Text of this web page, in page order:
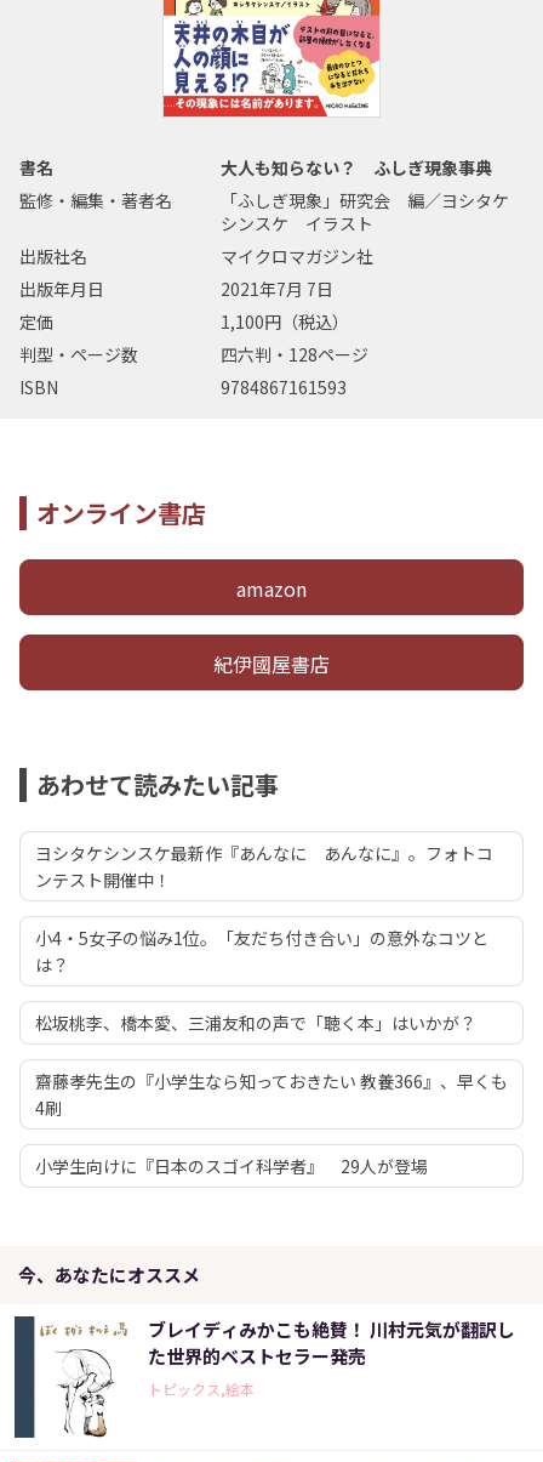
書名
大人も知らない？ ふしぎ現象事典
監修・編集・著者名
「ふしぎ現象」研究会 編／ヨシタケ
シンスケ イラスト
出版社名
マイクロマガジン社
出版年月日
2021年7月 7日
定価
1,100円（税込）
判型・ページ数
四六判・128ページ
ISBN
9784867161593
オンライン書店
amazon
紀伊國屋書店
あわせて読みたい記事
ヨシタケシンスケ最新作『あんなに あんなに』。フォトコ
ンテスト開催中！
小4・5女子の悩み1位。「友だち付き合い」の意外なコツと
は？
松坂桃李、橋本愛、三浦友和の声で「聴く本」はいかが？
齋藤孝先生の『小学生なら知っておきたい 教養366』、早くも
4刷
小学生向けに『日本のスゴイ科学者』 29人が登場
今、あなたにオススメ
ブレイディみかこも絶賛！ 川村元気が翻訳し
た世界的ベストセラー発売
トピックス,絵本